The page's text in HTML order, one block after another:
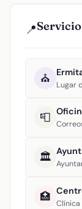
📍
⛪ Lugar
📮
🏛️
🏥 Clínica